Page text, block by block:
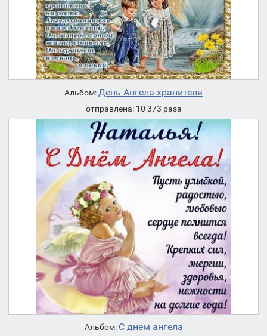
Альбом:День Ангела-хранителя
отправлена: 10 373 раза
Альбом: С днем ангела